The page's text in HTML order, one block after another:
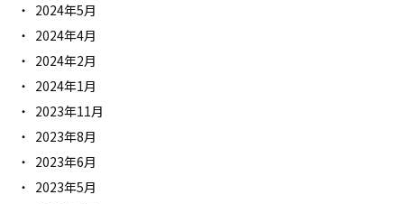
2024年5月
2024年4月
2024年2月
2024年1月
2023年11月
2023年8月
2023年6月
2023年5月